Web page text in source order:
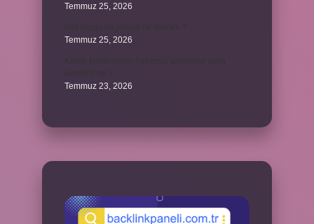
Temmuz 25, 2026
Temmuz 25, 2026
Temmuz 23, 2026